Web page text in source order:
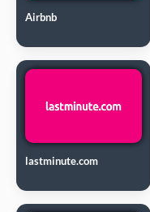
Airbnb
lastminute.com